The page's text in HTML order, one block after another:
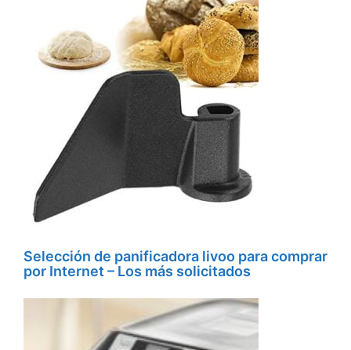
Selección de panificadora livoo para comprar
por Internet – Los más solicitados